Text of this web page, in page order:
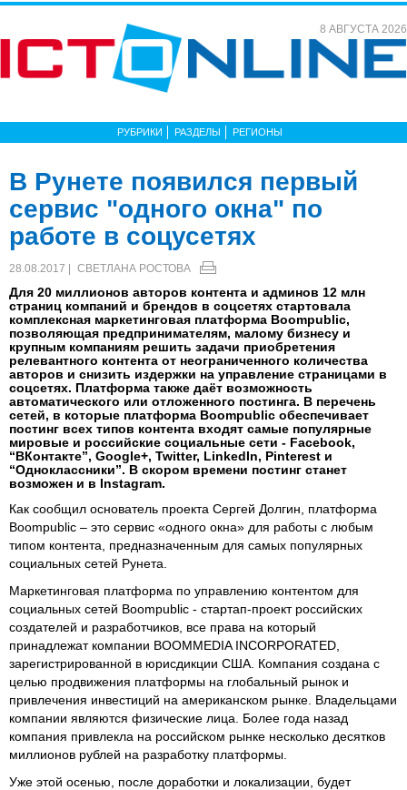
8 АВГУСТА 2026
РУБРИКИ РАЗДЕЛЫ РЕГИОНЫ
В Рунете появился первый
сервис "одного окна" по
работе в соцусетях
28.08.2017 | СВЕТЛАНА РОСТОВА
Для 20 миллионов авторов контента и админов 12 млн
страниц компаний и брендов в соцсетях стартовала
комплексная маркетинговая платформа Boompublic,
позволяющая предпринимателям, малому бизнесу и
крупным компаниям решить задачи приобретения
релевантного контента от неограниченного количества
авторов и снизить издержки на управление страницами в
соцсетях. Платформа также даёт возможность
автоматического или отложенного постинга. В перечень
сетей, в которые платформа Boompublic обеспечивает
постинг всех типов контента входят самые популярные
мировые и российские социальные сети - Facebook,
“ВКонтакте”, Google+, Twitter, LinkedIn, Pinterest и
“Одноклассники”. В скором времени постинг станет
возможен и в Instagram.
Как сообщил основатель проекта Сергей Долгин, платформа
Boompublic – это сервис «одного окна» для работы с любым
типом контента, предназначенным для самых популярных
социальных сетей Рунета.
Маркетинговая платформа по управлению контентом для
социальных сетей Boompublic - стартап-проект российских
создателей и разработчиков, все права на который
принадлежат компании BOOMMEDIA INCORPORATED,
зарегистрированной в юрисдикции США. Компания создана с
целью продвижения платформы на глобальный рынок и
привлечения инвестиций на американском рынке. Владельцами
компании являются физические лица. Более года назад
компания привлекла на российском рынке несколько десятков
миллионов рублей на разработку платформы.
Уже этой осенью, после доработки и локализации, будет